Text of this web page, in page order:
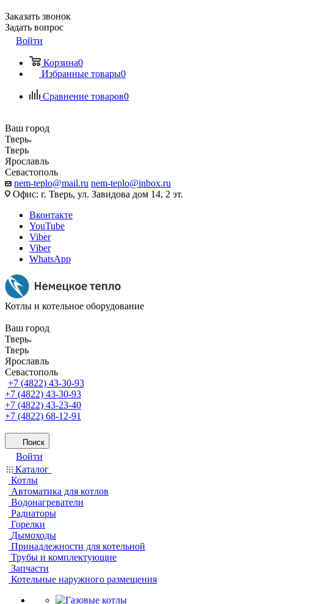
Заказать звонок
Задать вопрос
Войти
Корзина0
Избранные товары0
Сравнение товаров0
Ваш город
Тверь
Тверь
Ярославль
Севастополь
nem-teplo@mail.ru nem-teplo@inbox.ru
Офис: г. Тверь, ул. Завидова дом 14, 2 эт.
Вконтакте
YouTube
Viber
Viber
WhatsApp
Котлы и котельное оборудование
Ваш город
Тверь
Тверь
Ярославль
Севастополь
+7 (4822) 43-30-93
+7 (4822) 43-30-93
+7 (4822) 43-23-40
+7 (4822) 68-12-91
Поиск
Войти
Каталог
Котлы
Автоматика для котлов
Водонагреватели
Радиаторы
Горелки
Дымоходы
Принадлежности для котельной
Трубы и комплектующие
Запчасти
Котельные наружного размещения